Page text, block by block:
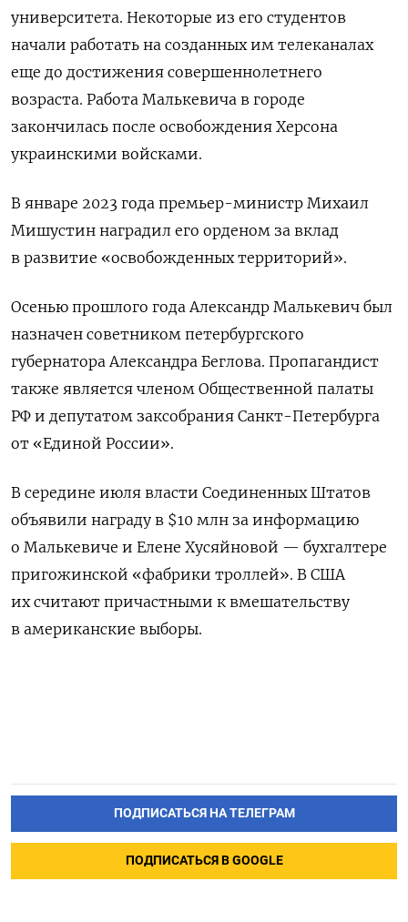
университета. Некоторые из его студентов
начали работать на созданных им телеканалах
еще до достижения совершеннолетнего
возраста. Работа Малькевича в городе
закончилась после освобождения Херсона
украинскими войсками.
В январе 2023 года премьер-министр Михаил
Мишустин наградил его орденом за вклад
в развитие «освобожденных территорий».
Осенью прошлого года Александр Малькевич был
назначен советником петербургского
губернатора Александра Беглова. Пропагандист
также является членом Общественной палаты
РФ и депутатом заксобрания Санкт-Петербурга
от «Единой России».
В середине июля власти Соединенных Штатов
объявили награду в $10 млн за информацию
о Малькевиче и Елене Хусяйновой — бухгалтере
пригожинской «фабрики троллей». В США
их считают причастными к вмешательству
в американские выборы.
ПОДПИСАТЬСЯ НА ТЕЛЕГРАМ
ПОДПИСАТЬСЯ В GOOGLE